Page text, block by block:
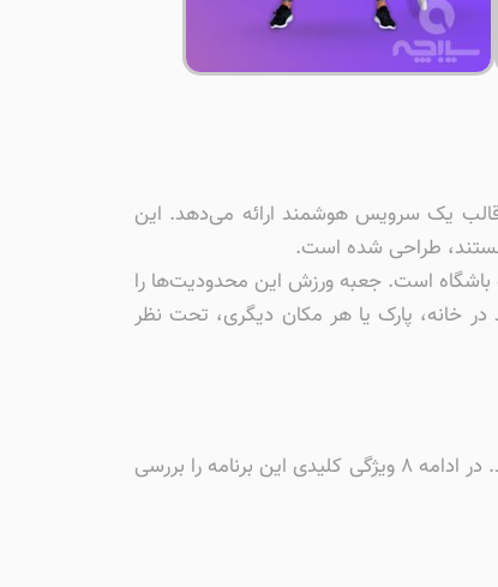
یک سرویس هوشمند ارائه می‌دهد. این
هستند، طراحی شده است.
باشگاه است. جعبه ورزش این محدودیت‌ها را
خانه، پارک یا هر مکان دیگری، تحت نظر
اپلیکیشن جعبه ورزش با مجموعه‌ای از ابزارهای کاربردی طراحی شده است تا نیازهای شما را در مسیر تناسب اندام برطرف کند. در ادامه ۸ ویژگی کلیدی این برنامه را بررسی